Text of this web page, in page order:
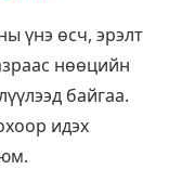
үнэ өсч, эрэлт
нөөцийн
байгаа.
идэх